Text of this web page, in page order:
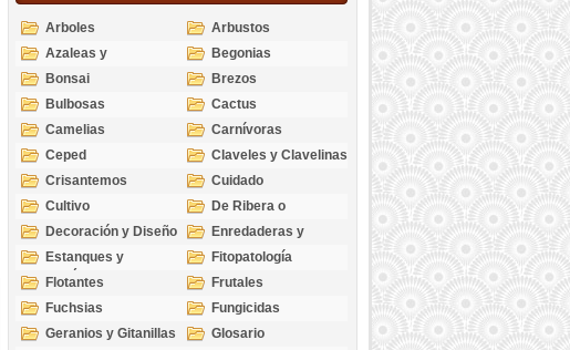
Arboles
Arbustos
Azaleas y
Rododendros
Begonias
Bonsai
Brezos
Bulbosas
Cactus
Camelias
Carnívoras
Ceped
Claveles y Clavelinas
Crisantemos
Cuidado
Cultivo
De Ribera o
Palustres
Decoración y Diseño
Enredaderas y
cubresuelos
Estanques y
Acuáticas
Fitopatología
Flotantes
Frutales
Fuchsias
Fungicidas
Geranios y Gitanillas
Glosario